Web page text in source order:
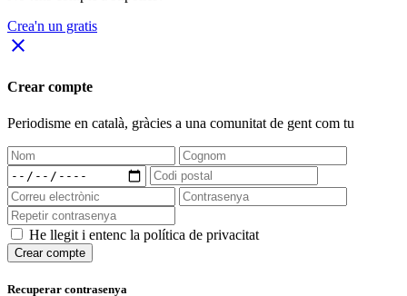
Crea'n un gratis
close
Crear compte
Periodisme en català, gràcies a una comunitat de gent com tu
He llegit i entenc la política de privacitat
Crear compte
Recuperar contrasenya